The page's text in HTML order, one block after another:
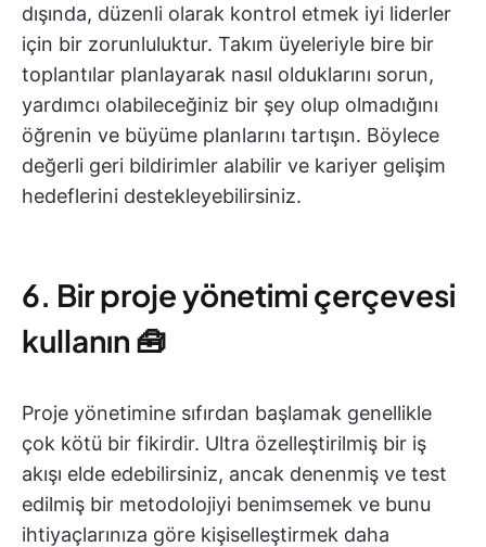
dışında, düzenli olarak kontrol etmek iyi liderler
için bir zorunluluktur. Takım üyeleriyle bire bir
toplantılar planlayarak nasıl olduklarını sorun,
yardımcı olabileceğiniz bir şey olup olmadığını
öğrenin ve büyüme planlarını tartışın. Böylece
değerli geri bildirimler alabilir ve kariyer gelişim
hedeflerini destekleyebilirsiniz.
6. Bir proje yönetimi çerçevesi
kullanın 🧰
Proje yönetimine sıfırdan başlamak genellikle
çok kötü bir fikirdir. Ultra özelleştirilmiş bir iş
akışı elde edebilirsiniz, ancak denenmiş ve test
edilmiş bir metodolojiyi benimsemek ve bunu
ihtiyaçlarınıza göre kişiselleştirmek daha